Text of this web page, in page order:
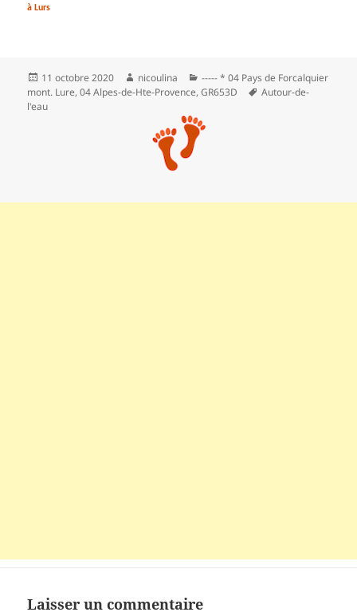
à Lurs
Publié
le
11 octobre 2020 Auteur
nicoulina Catégories
----- * 04 Pays de Forcalquier
mont. Lure,04 Alpes-de-Hte-Provence,GR653D Mots-
clés
Autour-de-
l'eau
Laisser un commentaire